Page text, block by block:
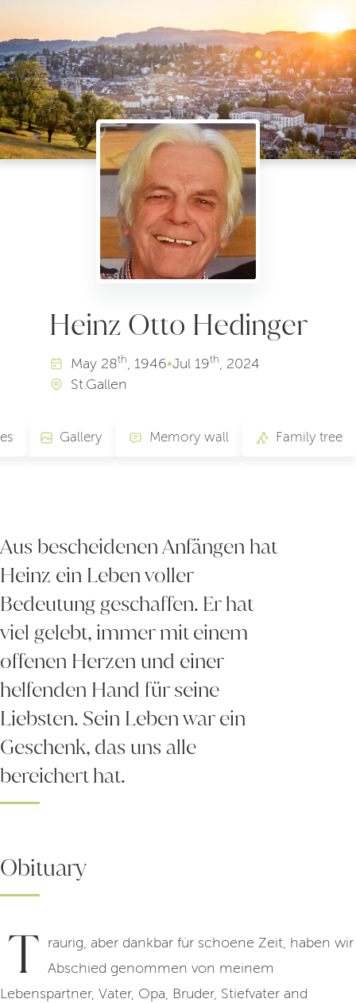
Heinz Otto Hedinger
May28th, 1946•Jul19th, 2024
St.Gallen
Gallery Memory wall Family tree
Aus bescheidenen Anfängen hat
Heinz ein Leben voller
Bedeutung geschaffen. Er hat
viel gelebt, immer mit einem
offenen Herzen und einer
helfenden Hand für seine
Liebsten. Sein Leben war ein
Geschenk, das uns alle
bereichert hat.
Obituary
T raurig, aber dankbar für schoene Zeit, haben wir
Abschied genommen von meinem
Lebenspartner, Vater, Opa, Bruder, Stiefvater and